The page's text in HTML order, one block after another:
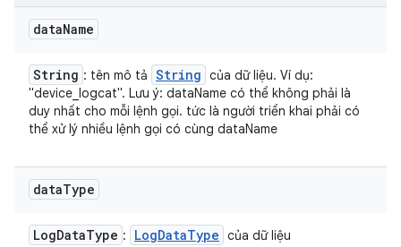
dataName
String : tên mô tả String của dữ liệu. Ví dụ:
"device_logcat". Lưu ý: dataName có thể không phải là
duy nhất cho mỗi lệnh gọi. tức là người triển khai phải có
thể xử lý nhiều lệnh gọi có cùng dataName
dataType
LogDataType : LogDataType của dữ liệu